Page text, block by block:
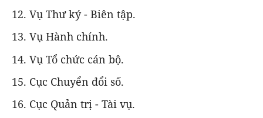
12. Vụ Thư ký - Biên tập.
13. Vụ Hành chính.
14. Vụ Tổ chức cán bộ.
15. Cục Chuyển đổi số.
16. Cục Quản trị - Tài vụ.